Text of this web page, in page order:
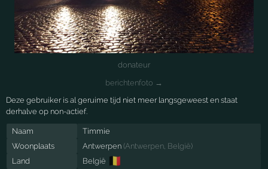
donateur
berichtenfoto →
Deze gebruiker is al geruime tijd niet meer langsgeweest en staat
derhalve op non-actief.
Naam
Timmie
Woonplaats
Antwerpen (Antwerpen, België)
Land
België 🇧🇪